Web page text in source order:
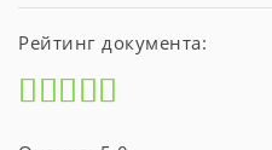
Рейтинг документа: